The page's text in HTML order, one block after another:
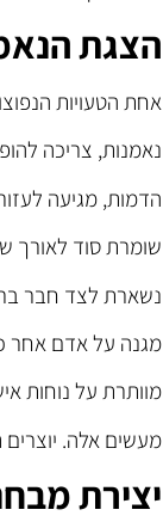
הצגת
אחת הטעויות
נאמנות, צריכה
הדמות, מגיעה
שומרת סוד לאורך
נשארת לצד חבר
מגנה על אדם אחר
מוותרת על נוחות
מעשים אלה. יוצרים
יצירת